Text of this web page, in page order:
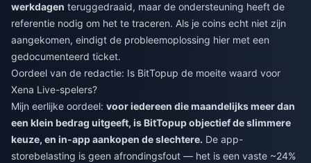
werkdagen teruggedraaid, maar de ondersteuning heeft de
referentie nodig om het te traceren. Als je coins echt niet zijn
aangekomen, eindigt de probleemoplossing hier met een
gedocumenteerd ticket.
Oordeel van de redactie: Is BitTopup de moeite waard voor
Xena Live-spelers?
Mijn eerlijke oordeel: voor iedereen die maandelijks meer dan
een klein bedrag uitgeeft, is BitTopup objectief de slimmere
keuze, en in-app aankopen de slechtere. De app-
storebelasting is geen afrondingsfout — het is een vaste ~24%